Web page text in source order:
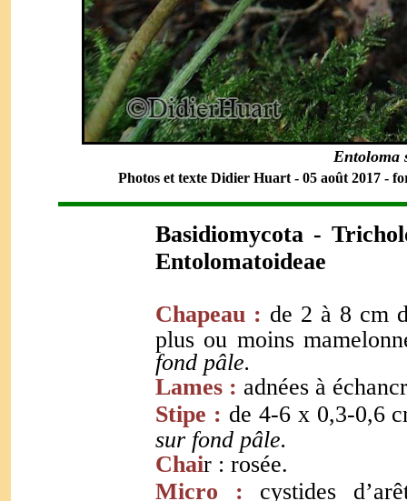
Entoloma
Photos et texte Didier Huart - 05 août 2017 -
Basidiomycota -
Entolomatoideae
Chapeau : de 2 à 8 cm
plus ou moins
fond pâle.
Lames : adnées à
Stipe : de 4-6 x 0,3-0,6
sur fond pâle.
Chair : rosée.
Micro : cystides